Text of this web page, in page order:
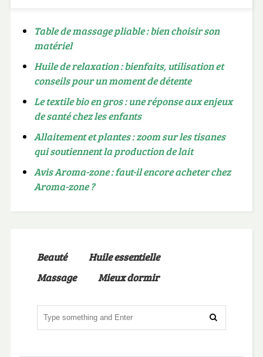
Table de massage pliable : bien choisir son
matériel
Huile de relaxation : bienfaits, utilisation et
conseils pour un moment de détente
Le textile bio en gros : une réponse aux enjeux
de santé chez les enfants
Allaitement et plantes : zoom sur les tisanes
qui soutiennent la production de lait
Avis Aroma-zone : faut-il encore acheter chez
Aroma-zone ?
Beauté
Huile essentielle
Massage
Mieux dormir